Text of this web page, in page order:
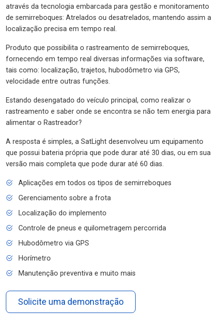
através da tecnologia embarcada para gestão e monitoramento
de semirreboques: Atrelados ou desatrelados, mantendo assim a
localização precisa em tempo real.
Produto que possibilita o rastreamento de semirreboques,
fornecendo em tempo real diversas informações via software,
tais como: localização, trajetos, hubodômetro via GPS,
velocidade entre outras funções.
Estando desengatado do veículo principal, como realizar o
rastreamento e saber onde se encontra se não tem energia para
alimentar o Rastreador?
A resposta é simples, a SatLight desenvolveu um equipamento
que possui bateria própria que pode durar até 30 dias, ou em sua
versão mais completa que pode durar até 60 dias.
Aplicações em todos os tipos de semirreboques
Gerenciamento sobre a frota
Localização do implemento
Controle de pneus e quilometragem percorrida
Hubodômetro via GPS
Horímetro
Manutenção preventiva e muito mais
Solicite uma demonstração